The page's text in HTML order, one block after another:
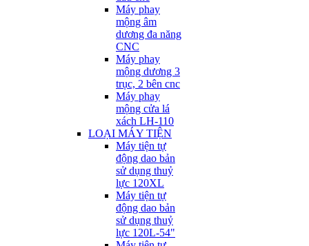
Máy phay
mộng âm
dương đa năng
CNC
Máy phay
mộng dương 3
trục, 2 bên cnc
Máy phay
mộng cửa lá
xách LH-110
LOẠI MÁY TIỆN
Máy tiện tự
động dao bản
sử dụng thuỷ
lực 120XL
Máy tiện tự
động dao bản
sử dụng thuỷ
lực 120L-54"